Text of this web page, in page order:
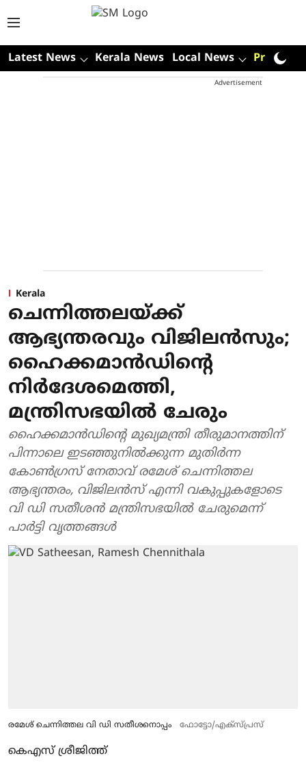
Latest News Kerala News Local News Premium
Advertisement
Kerala
ചെന്നിത്തലയ്ക്ക്
ആഭ്യന്തരവും വിജിലന്‍സും;
ഹൈക്കമാന്‍ഡിന്റെ
നിര്‍ദേശമെത്തി,
മന്ത്രിസഭയില്‍ ചേരും
ഹൈക്കമാന്‍ഡിന്റെ മുഖ്യമന്ത്രി തീരുമാനത്തിന്
പിന്നാലെ ഇടഞ്ഞുനില്‍ക്കുന്ന മുതിര്‍ന്ന
കോണ്‍ഗ്രസ് നേതാവ് രമേശ് ചെന്നിത്തല
ആഭ്യന്തരം, വിജിലന്‍സ് എന്നി വകുപ്പുകളോടെ
വി ഡി സതീശന്‍ മന്ത്രിസഭയില്‍ ചേരുമെന്ന്
പാര്‍ട്ടി വൃത്തങ്ങള്‍
രമേശ് ചെന്നിത്തല വി ഡി സതീശനൊപ്പം ഫോട്ടോ/എക്സ്പ്രസ്
കെഎസ് ശ്രീജിത്ത്